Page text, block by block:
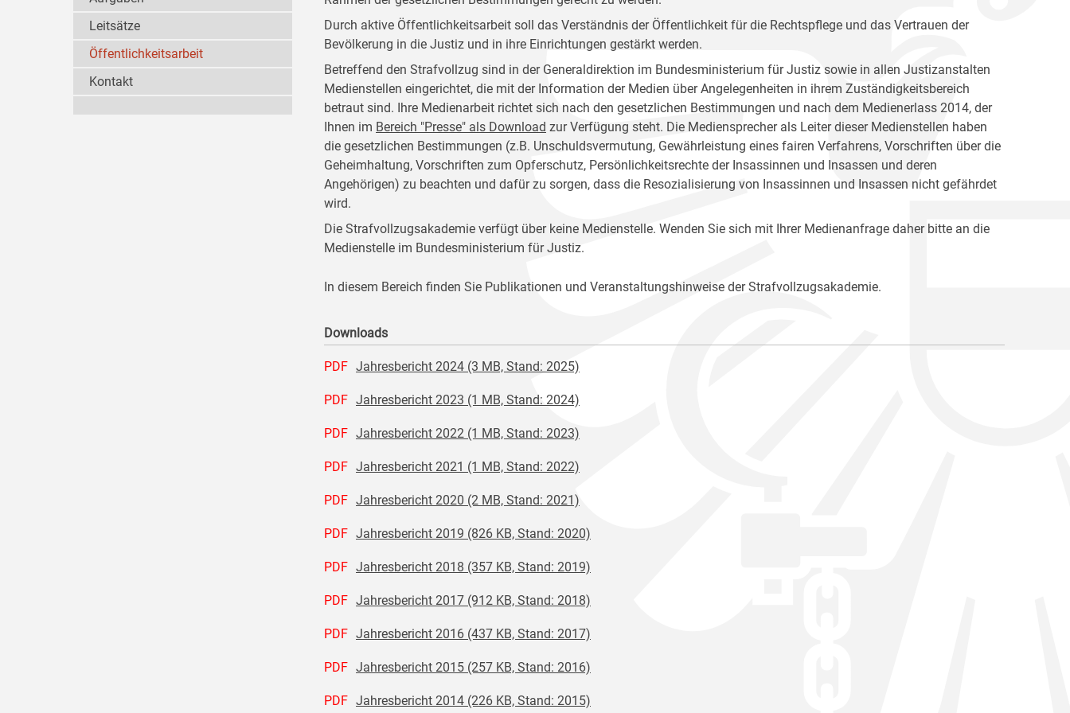
Durch aktive Öffentlichkeitsarbeit soll das Verständnis der Öffentlichkeit für die Rechtspflege und das Vertrauen der
Bevölkerung in die Justiz und in ihre Einrichtungen gestärkt werden.
Betreffend den Strafvollzug sind in der Generaldirektion im Bundesministerium für Justiz sowie in allen Justizanstalten
Medienstellen eingerichtet, die mit der Information der Medien über Angelegenheiten in ihrem Zuständigkeitsbereich
betraut sind. Ihre Medienarbeit richtet sich nach den gesetzlichen Bestimmungen und nach dem Medienerlass 2014, der
Ihnen im Bereich "Presse" als Download zur Verfügung steht. Die Mediensprecher als Leiter dieser Medienstellen haben
die gesetzlichen Bestimmungen (z.B. Unschuldsvermutung, Gewährleistung eines fairen Verfahrens, Vorschriften über die
Geheimhaltung, Vorschriften zum Opferschutz, Persönlichkeitsrechte der Insassinnen und Insassen und deren
Angehörigen) zu beachten und dafür zu sorgen, dass die Resozialisierung von Insassinnen und Insassen nicht gefährdet
wird.
Die Strafvollzugsakademie verfügt über keine Medienstelle. Wenden Sie sich mit Ihrer Medienanfrage daher bitte an die
Medienstelle im Bundesministerium für Justiz.
In diesem Bereich finden Sie Publikationen und Veranstaltungshinweise der Strafvollzugsakademie.
Downloads
PDF Jahresbericht 2024 (3 MB, Stand: 2025)
PDF Jahresbericht 2023 (1 MB, Stand: 2024)
PDF Jahresbericht 2022 (1 MB, Stand: 2023)
PDF Jahresbericht 2021 (1 MB, Stand: 2022)
PDF Jahresbericht 2020 (2 MB, Stand: 2021)
PDF Jahresbericht 2019 (826 KB, Stand: 2020)
PDF Jahresbericht 2018 (357 KB, Stand: 2019)
PDF Jahresbericht 2017 (912 KB, Stand: 2018)
PDF Jahresbericht 2016 (437 KB, Stand: 2017)
PDF Jahresbericht 2015 (257 KB, Stand: 2016)
PDF Jahresbericht 2014 (226 KB, Stand: 2015)
Leitsätze
Öffentlichkeitsarbeit
Kontakt